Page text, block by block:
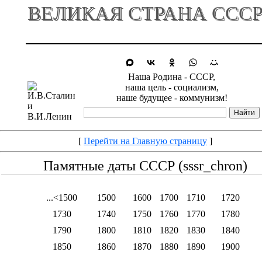
ВЕЛИКАЯ СТРАНА
Наша Родина - СССР,
наша цель - социализм,
наше будущее - коммунизм!
[ Перейти на Главную страницу ]
Памятные даты СССР (sssr_chron)
...<1500 1500 1600 1700 1710
1720
1730
1740 1750 1760 1770
1780
1790
1800 1810 1820 1830
1840
1850
1860 1870 1880 1890
1900